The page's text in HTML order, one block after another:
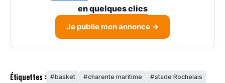
enquelques clics
Je publie mon annonce →
Étiquettes : basket charente maritime stade Rochelais